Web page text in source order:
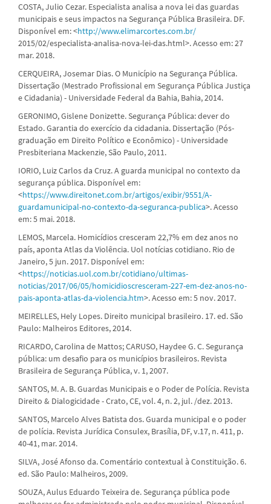
COSTA, Julio Cezar. Especialista analisa a nova lei das guardas
municipais e seus impactos na Segurança Pública Brasileira. DF.
Disponível em: <http://www.elimarcortes.com.br/
2015/02/especialista-analisa-nova-lei-das.html>. Acesso em: 27
mar. 2018.
CERQUEIRA, Josemar Dias. O Município na Segurança Pública.
Dissertação (Mestrado Profissional em Segurança Pública Justiça
e Cidadania) - Universidade Federal da Bahia, Bahia, 2014.
GERONIMO, Gislene Donizette. Segurança Pública: dever do
Estado. Garantia do exercício da cidadania. Dissertação (Pós-
graduação em Direito Político e Econômico) - Universidade
Presbiteriana Mackenzie, São Paulo, 2011.
IORIO, Luiz Carlos da Cruz. A guarda municipal no contexto da
segurança pública. Disponível em:
<https://www.direitonet.com.br/artigos/exibir/9551/A-
guardamunicipal-no-contexto-da-seguranca-publica>. Acesso
em: 5 mai. 2018.
LEMOS, Marcela. Homicídios cresceram 22,7% em dez anos no
país, aponta Atlas da Violência. Uol notícias cotidiano. Rio de
Janeiro, 5 jun. 2017. Disponível em:
<https://noticias.uol.com.br/cotidiano/ultimas-
noticias/2017/06/05/homicidioscresceram-227-em-dez-anos-no-
pais-aponta-atlas-da-violencia.htm>. Acesso em: 5 nov. 2017.
MEIRELLES, Hely Lopes. Direito municipal brasileiro. 17. ed. São
Paulo: Malheiros Editores, 2014.
RICARDO, Carolina de Mattos; CARUSO, Haydee G. C. Segurança
pública: um desafio para os municípios brasileiros. Revista
Brasileira de Segurança Pública, v. 1, 2007.
SANTOS, M. A. B. Guardas Municipais e o Poder de Polícia. Revista
Direito & Dialogicidade - Crato, CE, vol. 4, n. 2, jul. /dez. 2013.
SANTOS, Marcelo Alves Batista dos. Guarda municipal e o poder
de polícia. Revista Jurídica Consulex, Brasília, DF, v.17, n. 411, p.
40-41, mar. 2014.
SILVA, José Afonso da. Comentário contextual à Constituição. 6.
ed. São Paulo: Malheiros, 2009.
SOUZA, Aulus Eduardo Teixeira de. Segurança pública pode